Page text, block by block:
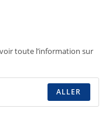
toute l’information sur
ALLER